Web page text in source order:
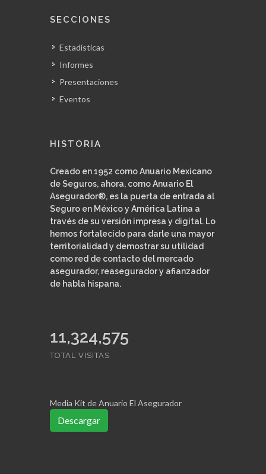
SECCIONES
Estadísticas
Informes
Presentaciones
Eventos
HISTORIA
Creado en 1952 como Anuario Mexicano
de Seguros, ahora, como Anuario El
Asegurador®, es la puerta de entrada al
Seguro en México y América Latina a
través de su versión impresa y digital. Lo
hemos fortalecido para darle una mayor
territorialidad y demostrar su utilidad
como red de contacto del mercado
asegurador, reasegurador y afianzador
de habla hispana.
11,324,575
TOTAL VISITAS
Media Kit de Anuario El Asegurador
Descargar